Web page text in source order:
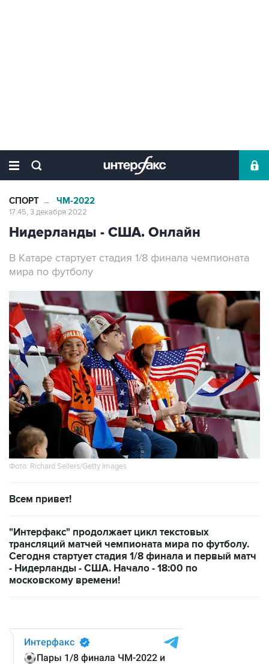
СПОРТ → ЧМ-2022
17:45, 3 декабря 2022
Нидерланды - США. Онлайн
В Катаре стартует стадия 1/8 финала чемпионата
мира по футболу
Фото: Richard Sellers/Getty Images
Всем привет!
"Интерфакс" продолжает цикл текстовых
трансляций матчей чемпионата мира по футболу.
Сегодня стартует стадия 1/8 финала и первый матч
- Нидерланды - США. Начало - 18:00 по
московскому времени!